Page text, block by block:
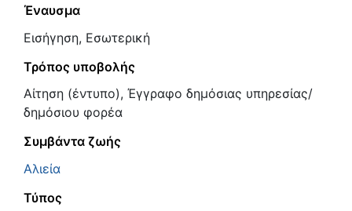
Έναυσμα
Εισήγηση, Εσωτερική
Τρόπος υποβολής
Αίτηση (έντυπο), Έγγραφο δημόσιας υπηρεσίας/
δημόσιου φορέα
Συμβάντα ζωής
Αλιεία
Τύπος